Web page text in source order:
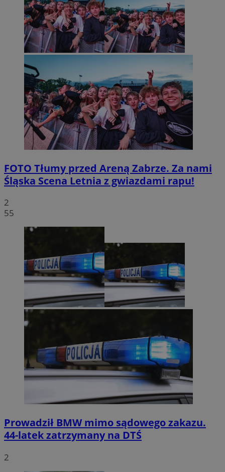
FOTO Tłumy przed Areną Zabrze. Za nami
Śląska Scena Letnia z gwiazdami rapu!
2
55
Prowadził BMW mimo sądowego zakazu.
44-latek zatrzymany na DTŚ
2